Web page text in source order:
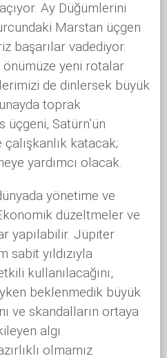
Ay Düğümlerini
Marstan üçgen
başarılar vadediyor.
önümüze yeni rotalar
de dinlersek büyük
toprak
Satürn’ün
katacak;
yardımcı olacak.
yönetime ve
düzeltmeler ve
yapılabilir. Jüpiter
sabit yıldızıyla
kullanılacağını,
beklenmedik büyük
ve skandalların ortaya
algı
olmamız